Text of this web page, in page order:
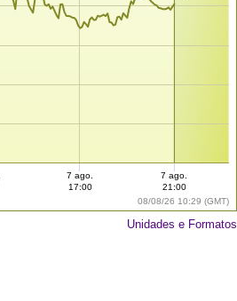
08/08/26 10:29 (GMT)
7 ago.
17:00
7 ago.
21:00
Unidades e Formatos